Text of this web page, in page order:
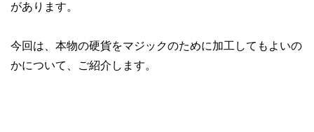
があります。
今回は、本物の硬貨をマジックのために加工してもよいの
かについて、ご紹介します。